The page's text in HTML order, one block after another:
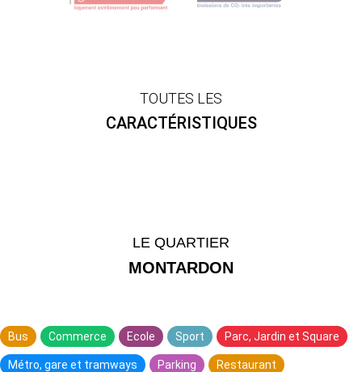
TOUTES LES
CARACTÉRISTIQUES
LE QUARTIER
MONTARDON
Bus Commerce Ecole Sport Parc, Jardin et Square
Métro, gare et tramways Parking Restaurant